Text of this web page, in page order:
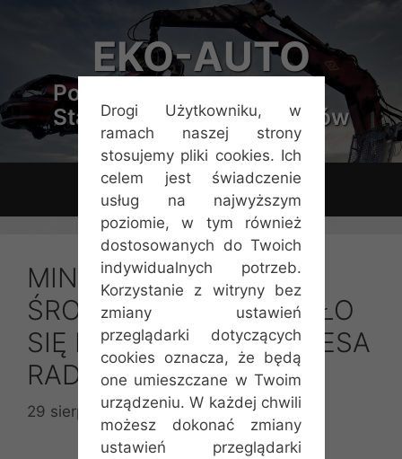
Drogi Użytkowniku, w
ramach naszej strony
stosujemy pliki cookies. Ich
celem jest świadczenie
usług na najwyższym
poziomie, w tym również
dostosowanych do Twoich
indywidualnych potrzeb.
Korzystanie z witryny bez
zmiany ustawień
przeglądarki dotyczących
cookies oznacza, że będą
one umieszczane w Twoim
urządzeniu. W każdej chwili
możesz dokonać zmiany
ustawień przeglądarki
EKO-AUTO
Polskie Stowarzyszenie
Stacji Demontażu Pojazdów
Menu
MINISTERSTWO
ŚRODOWISKA ODNIOSŁO
SIĘ DO ZALECEŃ PREZESA
RADY MINISTRÓW
29 sierpnia 2014 przez Admin